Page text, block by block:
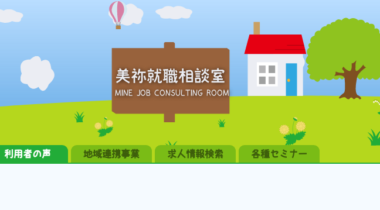
美祢就職相談室
MINE JOB CONSULTING ROOM
利用者の声 地域連携事業 求人情報検索 各種セミナー